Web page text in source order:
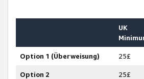
UK
Option 1 (Überweisung) 25£
Option 2
25£